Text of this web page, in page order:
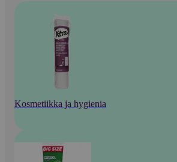
Kosmetiikka ja hygienia